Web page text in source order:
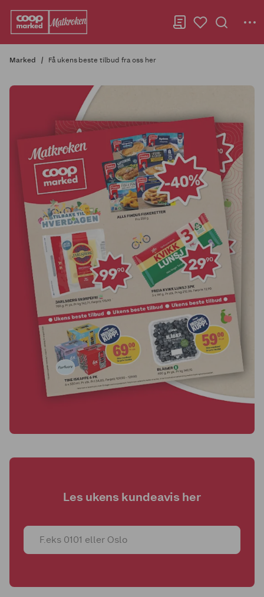
Marked Få ukens beste tilbud fra oss her
Les ukens kundeavis her